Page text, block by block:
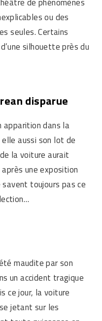
de phénomènes
ou des
seules. Certains
silhouette près du
disparue
apparition dans la
aussi son lot de
la voiture aurait
une exposition
toujours pas ce
maudite par son
un accident tragique
ce jour, la voiture
jetant sur les